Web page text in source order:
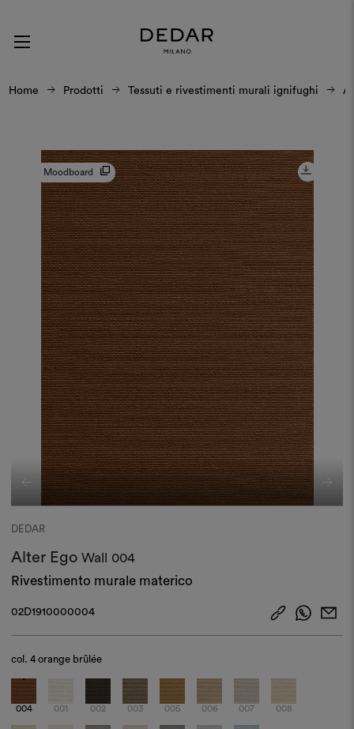
Home Prodotti Tessuti e rivestimenti murali ignifughi
Moodboard
DEDAR
Alter EgoWall
004
Rivestimento murale materico
02D1910000004
col.4 orange brûlée
004 001 002 003 005 006 007 008